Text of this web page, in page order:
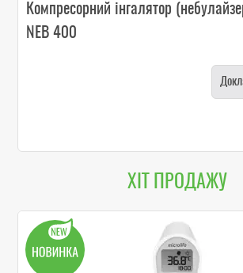
Компресорний інгалятор
NEB 400
ХІТ ПРОДАЖУ